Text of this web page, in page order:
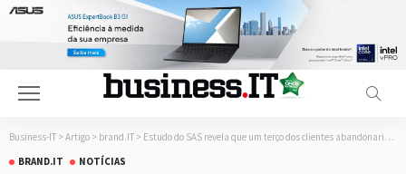
Business-IT > Artigo > brand.IT > Estudo do SAS revela que um terço dos clientes abandonaria a empresa após uma só má experiência
BRAND.IT
NOTÍCIAS